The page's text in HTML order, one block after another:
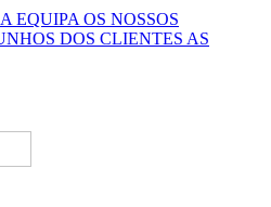
EQUIPA OS NOSSOS
DOS CLIENTES AS